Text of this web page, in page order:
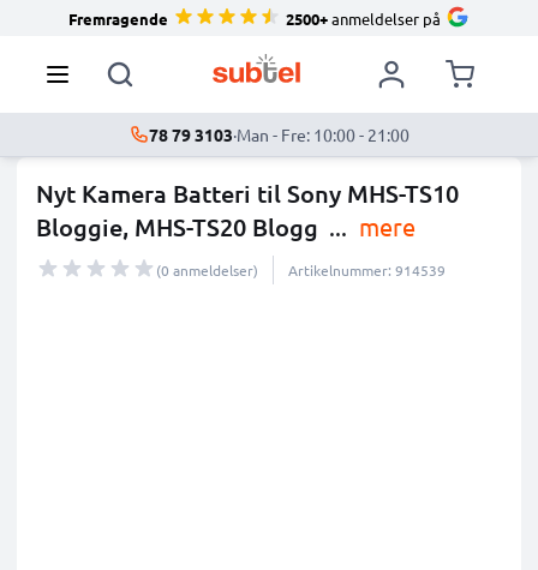
Fremragende 2500+anmeldelser på
78 79 3103·Man - Fre: 10:00 - 21:00
Nyt Kamera Batteri til Sony MHS-TS10
Bloggie, MHS-TS20 Blogg ... mere
(0 anmeldelser) Artikelnummer: 914539